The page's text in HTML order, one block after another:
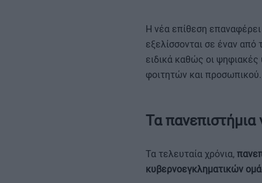
Η νέα επίθεση
εξελίσσονται σε έναν
ειδικά καθώς οι
φοιτητών και προσωπικού.
Τα πανεπιστήμια
Τα τελευταία χρόνια,
κυβερνοεγκληματικών